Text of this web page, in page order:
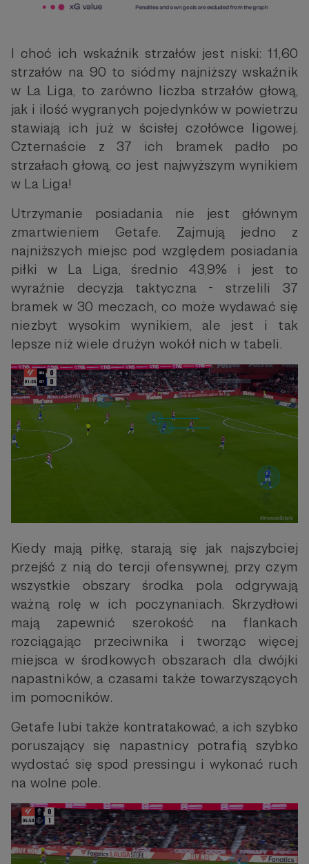
I choć ich wskaźnik strzałów jest niski: 11,60
strzałów na 90 to siódmy najniższy wskaźnik
w La Liga, to zarówno liczba strzałów głową,
jak i ilość wygranych pojedynków w powietrzu
stawiają ich już w ścisłej czołówce ligowej.
Czternaście z 37 ich bramek padło po
strzałach głową, co jest najwyższym wynikiem
w La Liga!
Utrzymanie posiadania nie jest głównym
zmartwieniem Getafe. Zajmują jedno z
najniższych miejsc pod względem posiadania
piłki w La Liga, średnio 43,9% i jest to
wyraźnie decyzja taktyczna - strzelili 37
bramek w 30 meczach, co może wydawać się
niezbyt wysokim wynikiem, ale jest i tak
lepsze niż wiele drużyn wokół nich w tabeli.
Kiedy mają piłkę, starają się jak najszybciej
przejść z nią do tercji ofensywnej, przy czym
wszystkie obszary środka pola odgrywają
ważną rolę w ich poczynaniach. Skrzydłowi
mają zapewnić szerokość na flankach
rozciągając przeciwnika i tworząc więcej
miejsca w środkowych obszarach dla dwójki
napastników, a czasami także towarzyszących
im pomocników.
Getafe lubi także kontratakować, a ich szybko
poruszający się napastnicy potrafią szybko
wydostać się spod pressingu i wykonać ruch
na wolne pole.